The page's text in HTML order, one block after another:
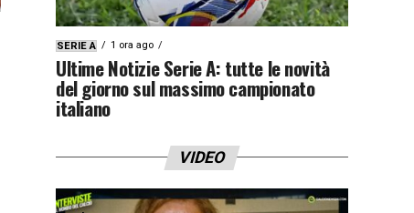
SERIE A 1 ora ago
Ultime Notizie Serie A: tutte le novità
del giorno sul massimo campionato
italiano
VIDEO